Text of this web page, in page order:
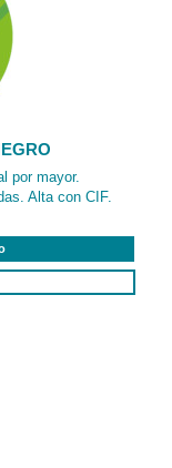
por mayor.
Alta con CIF.